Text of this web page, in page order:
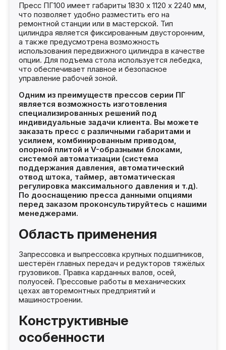
Пресс ПГ100 имеет габариты 1830 х 1120 х 2240 мм,
что позволяет удобно разместить его на
ремонтной станции или в мастерской. Тип
цилиндра является фиксированным двусторонним,
а также предусмотрена возможность
использования передвижного цилиндра в качестве
опции. Для подъема стола используется лебедка,
что обеспечивает плавное и безопасное
управление рабочей зоной.
Одним из преимуществ прессов серии ПГ
является возможность изготовления
специализированных решений под
индивидуальные задачи клиента. Вы можете
заказать пресс с различными габаритами и
усилием, комбинированным приводом,
опорной плитой и V-образными блоками,
системой автоматизации (система
поддержания давления, автоматический
отвод штока, таймер, автоматическая
регулировка максимального давления и т.д).
По дооснащению пресса данными опциями
перед заказом проконсультируйтесь с нашими
менеджерами.
Область применения
Запрессовка и выпрессовка крупных подшипников,
шестерён главных передач и редукторов тяжёлых
грузовиков. Правка карданных валов, осей,
полуосей. Прессовые работы в механических
цехах авторемонтных предприятий и
машиностроении.
Конструктивные
особенности